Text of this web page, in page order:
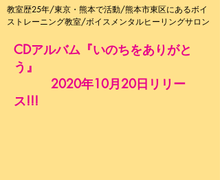
教室歴25年/東京・熊本で活動/熊本市東区にあるボイ
ストレーニング教室/ボイスメンタルヒーリングサロン
CDアルバム『いのちをありがと
う』
2020年10月20日リリー
ス!!!